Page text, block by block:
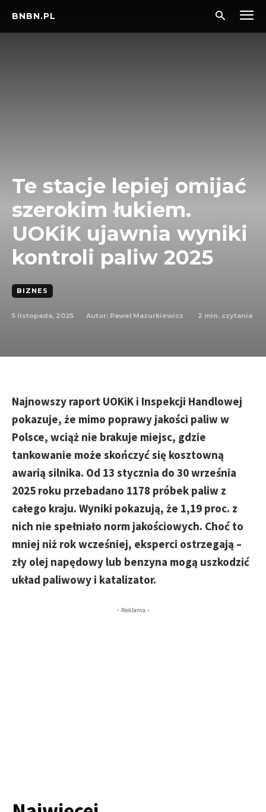
BNBN.PL
Te stacje lepiej omijać
szerokim łukiem.
UOKiK ujawnia wyniki
kontroli paliw 2025
BIZNES
5 listopada, 2025 Autor: Paweł Mazurkiewicz 2 min. czytania
Najnowszy raport UOKiK i Inspekcji Handlowej
pokazuje, że mimo poprawy jakości paliw w
Polsce, wciąż nie brakuje miejsc, gdzie
tankowanie może skończyć się kosztowną
awarią silnika. Od 13 stycznia do 30 września
2025 roku przebadano 1178 próbek paliw z
całego kraju. Wyniki pokazują, że 1,19 proc. z
nich nie spełniało norm jakościowych. Choć to
mniej niż rok wcześniej, eksperci ostrzegają –
zły olej napędowy lub benzyna mogą uszkodzić
układ paliwowy i katalizator.
- Reklama -